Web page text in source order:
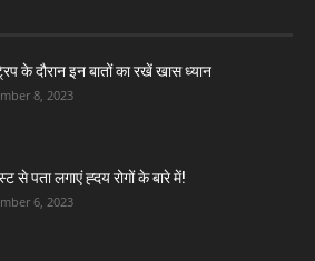
के दौरान इन बातों का रखें खास ध्यान
8, 2023
से पता लगाएं ह्दय रोगों के बारे में!
6, 2023